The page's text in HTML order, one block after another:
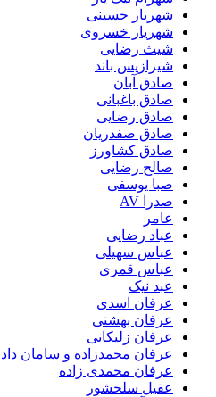
شهریار حسینی
شهریار خسروی
شیث رضایی
شیرازیس باند
صادق آبان
صادق باغبانی
صادق رضایی
صادق صفدریان
صادق کشاورز
صالح رضایی
صبا یوسفی
صدرا AV
عامر
عباد رضایی
عباس سهیلی
عباس قمری
عبد نیک
عرفان اسدی
عرفان بهشتی
عرفان زلیکانی
عرفان محمدزاده و سامان
عرفان محمدی زاده
عقیل سلحشور